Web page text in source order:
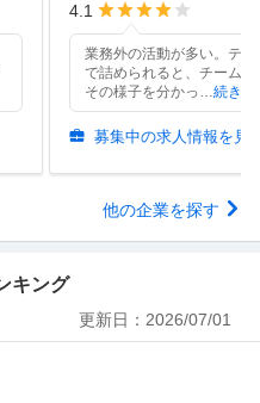
4.1
業務外の活動が多い。テレ
で詰められると、チームの
その様子を分かっ…続きを
募集中の求人情報を見
他の企業を探す
キング
更新日： 2026/07/01